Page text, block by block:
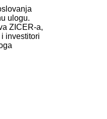
ulogu.
ZICER-a,
investitori